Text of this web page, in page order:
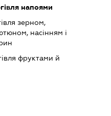
напоями
зерном,
насінням і
фруктами й